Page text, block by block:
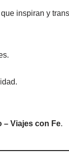
inspiran y
– Viajes con Fe.